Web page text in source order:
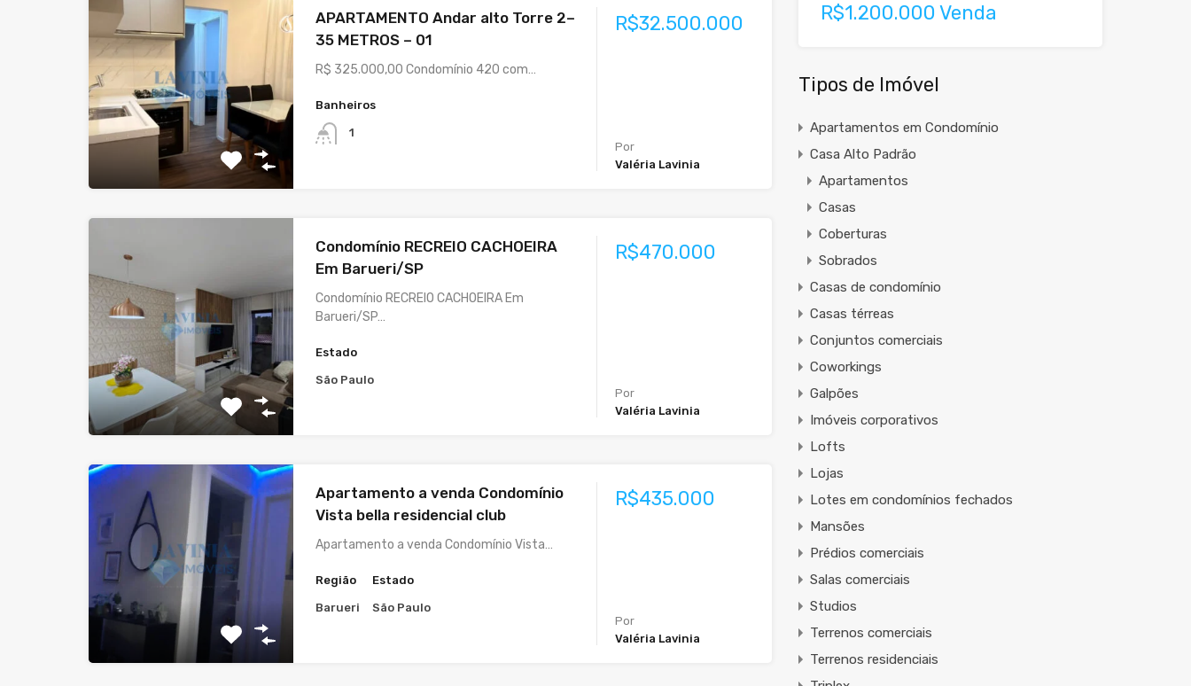
APARTAMENTO Andar alto Torre 2–
35 METROS – 01
R$ 325.000,00 Condomínio 420 com…
Banheiros
1
R$32.500.000
Por
Valéria Lavinia
Condomínio RECREIO CACHOEIRA
Em Barueri/SP
Condomínio RECREIO CACHOEIRA Em
Barueri/SP…
Estado
São Paulo
R$470.000
Por
Valéria Lavinia
Apartamento a venda Condomínio
Vista bella residencial club
Apartamento a venda Condomínio Vista…
Região
Barueri
Estado
São Paulo
R$435.000
Por
Valéria Lavinia
R$1.200.000 Venda
Tipos de Imóvel
Apartamentos em Condomínio
Casa Alto Padrão
Apartamentos
Casas
Coberturas
Sobrados
Casas de condomínio
Casas térreas
Conjuntos comerciais
Coworkings
Galpões
Imóveis corporativos
Lofts
Lojas
Lotes em condomínios fechados
Mansões
Prédios comerciais
Salas comerciais
Studios
Terrenos comerciais
Terrenos residenciais